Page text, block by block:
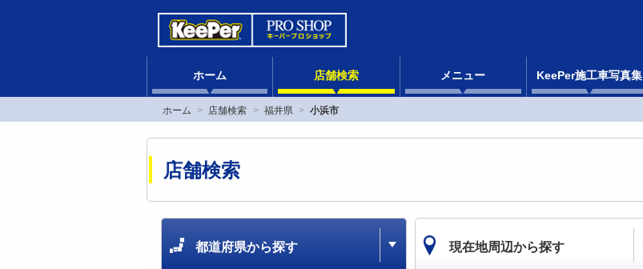
ホーム 店舗検索 メニュー KeePer施工車写真集
ホーム 店舗検索 福井県 小浜市
店舗検索
都道府県から探す 現在地周辺から探す